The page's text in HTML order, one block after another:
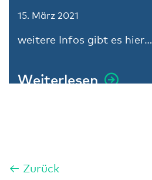
15. März 2021
weitere Infos gibt es hier…
Weiterlesen
← Zurück